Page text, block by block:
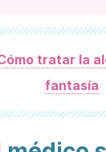
tratar la
fantasía